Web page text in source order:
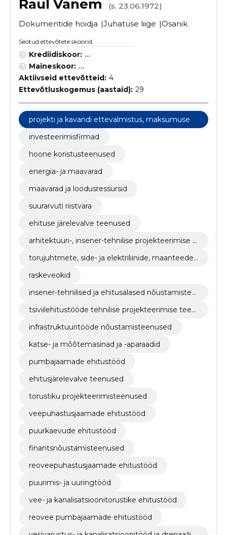
Raul Vanem
(s. 23.06.1972)
Dokumentide hoidja
Juhatuse liige Osanik
Seotud ettevõtete skoorid
Krediidiskoor: ...
Maineskoor: ...
Aktiivseid ettevõtteid: 4
Ettevõtluskogemus (aastaid): 29
projekti ja kavandi ettevalmistus, maksumuse hi
ndamine
investeerimisfirmad
hoone koristusteenused
energia- ja maavarad
maavarad ja loodusressursid
suurarvuti riistvara
ehituse järelevalve teenused
arhitektuuri-, insener-tehnilise projekteerimise ja
torujuhtmete, side- ja elektriliinide, maanteede,
nnakattetööd
raskeveokid
insener-tehnilised ja ehitusalased nõustamistee
tsiviilehitustööde tehnilise projekteerimise teen
infrastruktuuritööde nõustamisteenused
katse- ja mõõtemasinad ja -aparaadid
pumbajaamade ehitustööd
ehitusjärelevalve teenused
torustiku projekteerimisteenused
veepuhastusjaamade ehitustööd
puurkaevude ehitustööd
finantsnõustamisteenused
reoveepuhastusjaamade ehitustööd
puurimis- ja uuringtööd
vee- ja kanalisatsioonitorustike ehitustööd
reovee pumbajaamade ehitustööd